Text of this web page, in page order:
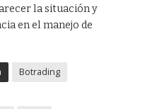
la situación y
en el manejo de
Botrading